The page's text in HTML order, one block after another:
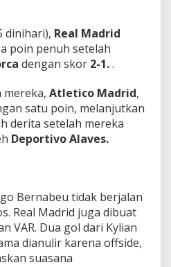
dinihari), Real Madrid
poin penuh setelah
dengan skor 2-1..
mereka, Atletico Madrid,
satu poin, melanjutkan
derita setelah mereka
Deportivo Alaves.
Bernabeu tidak berjalan
Real Madrid juga dibuat
VAR. Dua gol dari Kylian
dianulir karena offside,
suasana